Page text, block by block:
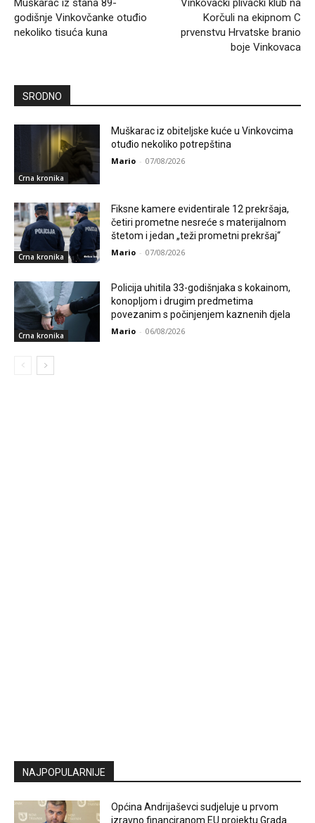
Muškarac iz stana 89-
godišnje Vinkovčanke otuđio
nekoliko tisuća kuna
Vinkovački plivački klub na
Korčuli na ekipnom C
prvenstvu Hrvatske branio
boje Vinkovaca
SRODNO
Crna kronika
Muškarac iz obiteljske kuće u Vinkovcima
otuđio nekoliko potrepština
Mario - 07/08/2026
Crna kronika
Fiksne kamere evidentirale 12 prekršaja,
četiri prometne nesreće s materijalnom
štetom i jedan „teži prometni prekršaj“
Mario - 07/08/2026
Crna kronika
Policija uhitila 33-godišnjaka s kokainom,
konopljom i drugim predmetima
povezanim s počinjenjem kaznenih djela
Mario - 06/08/2026
NAJPOPULARNIJE
Općina Andrijaševci sudjeluje u prvom
izravno financiranom EU projektu Grada